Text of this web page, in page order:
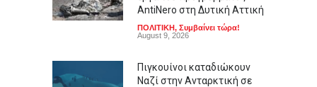
AntiNero στη Δυτική Αττική
ΠΟΛΙΤΙΚΗ, Συμβαίνει τώρα!
August 9, 2026
Πιγκουίνοι καταδιώκουν
Ναζί στην Ανταρκτική σε